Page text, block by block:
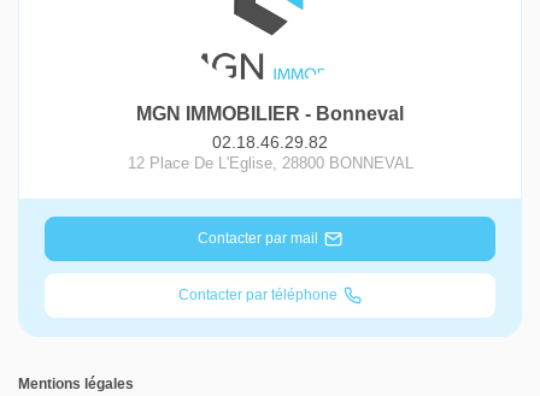
MGN IMMOBILIER - Bonneval
02.18.46.29.82
12 Place De L'Eglise, 28800 BONNEVAL
Contacter par mail
Contacter par téléphone
Mentions légales